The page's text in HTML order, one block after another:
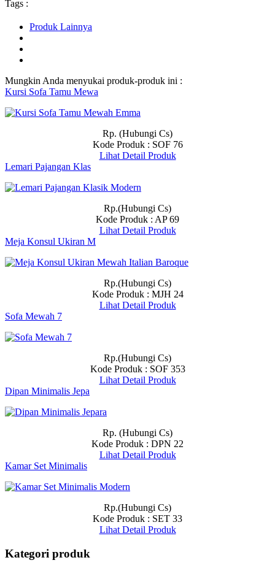
Tags :
Produk Lainnya
Mungkin Anda menyukai produk-produk ini :
Kursi Sofa Tamu Mewa
Rp. (Hubungi Cs)
Kode Produk : SOF 76
Lihat Detail Produk
Lemari Pajangan Klas
Rp.(Hubungi Cs)
Kode Produk : AP 69
Lihat Detail Produk
Meja Konsul Ukiran M
Rp.(Hubungi Cs)
Kode Produk : MJH 24
Lihat Detail Produk
Sofa Mewah 7
Rp.(Hubungi Cs)
Kode Produk : SOF 353
Lihat Detail Produk
Dipan Minimalis Jepa
Rp. (Hubungi Cs)
Kode Produk : DPN 22
Lihat Detail Produk
Kamar Set Minimalis
Rp.(Hubungi Cs)
Kode Produk : SET 33
Lihat Detail Produk
Kategori produk